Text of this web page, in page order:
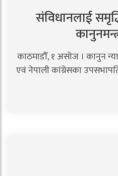
संविधानलाई
काठमाडौँ, १ असोज । कानुन
एवं नेपाली कांग्रेसका